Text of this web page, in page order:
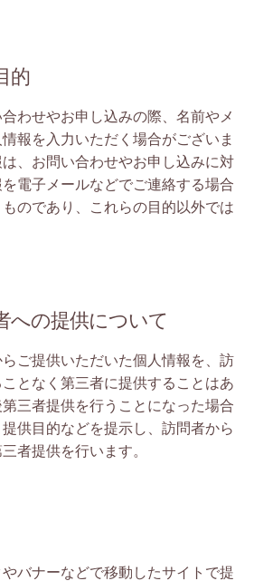
的
わせやお申し込みの際、名前やメ
報を入力いただく場合がございま
、お問い合わせやお申し込みに対
電子メールなどでご連絡する場合
のであり、これらの目的以外では
への提供について
ご提供いただいた個人情報を、訪
となく第三者に提供することはあ
三者提供を行うことになった場合
供目的などを提示し、訪問者から
者提供を行います。
バナーなどで移動したサイトで提